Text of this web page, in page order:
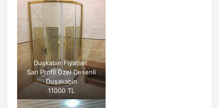
Duşkabin Fiyatları
Sarı Profil Özel Desenli
Duşakabin
11000 TL